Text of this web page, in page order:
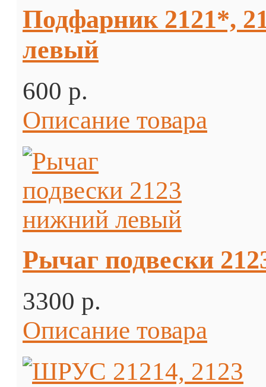
Подфарник 2121*,
левый
600 p.
Описание товара
Рычаг подвески
3300 p.
Описание товара